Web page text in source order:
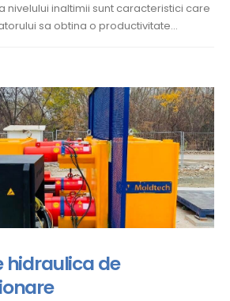
nivelului inaltimii sunt caracteristici care
sa obtina o productivitate...
hidraulica de